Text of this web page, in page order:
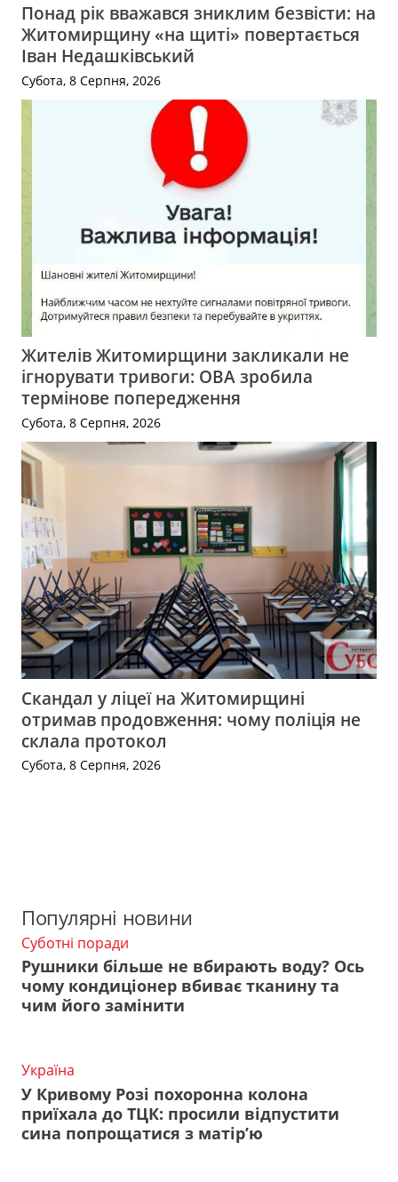
Понад рік вважався зниклим безвісти: на
Житомирщину «на щиті» повертається
Іван Недашківський
Субота, 8 Серпня, 2026
Жителів Житомирщини закликали не
ігнорувати тривоги: ОВА зробила
термінове попередження
Субота, 8 Серпня, 2026
Скандал у ліцеї на Житомирщині
отримав продовження: чому поліція не
склала протокол
Субота, 8 Серпня, 2026
Популярні новини
Суботні поради
Рушники більше не вбирають воду? Ось
чому кондиціонер вбиває тканину та
чим його замінити
Україна
У Кривому Розі похоронна колона
приїхала до ТЦК: просили відпустити
сина попрощатися з матір’ю